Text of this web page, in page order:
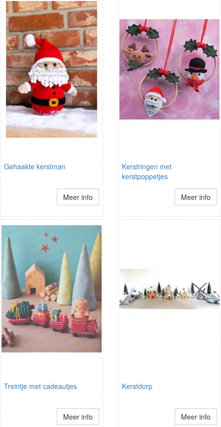
Gehaakte kerstman
Meer info
Kerstringen met
kerstpoppetjes
Meer info
Treintje met cadeautjes
Meer info
Kerstdorp
Meer info